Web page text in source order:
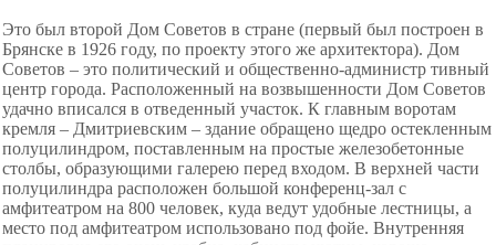
Это был второй Дом Советов в стране (первый был построен в
Брянске в 1926 году, по проекту этого же архитектора). Дом
Советов – это политический и общественно-администр тивный
центр города. Расположенный на возвышенности Дом Советов
удачно вписался в отведенный участок. К главным воротам
кремля – Дмитриевским – здание обращено щедро остекленным
полуцилиндром, поставленным на простые железобетонные
столбы, образующими галерею перед входом. В верхней части
полуцилиндра расположен большой конференц-зал с
амфитеатром на 800 человек, куда ведут удобные лестницы, а
место под амфитеатром использовано под фойе. Внутренняя